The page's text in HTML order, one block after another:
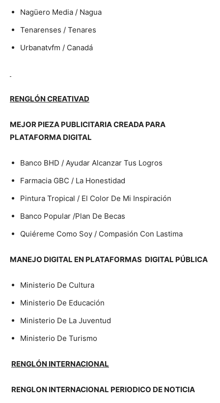
Nagüero Media / Nagua
Tenarenses / Tenares
Urbanatvfm / Canadá
RENGLÓN CREATIVAD
MEJOR PIEZA PUBLICITARIA CREADA PARA
PLATAFORMA DIGITAL
Banco BHD / Ayudar Alcanzar Tus Logros
Farmacia GBC / La Honestidad
Pintura Tropical / El Color De Mi Inspiración
Banco Popular /Plan De Becas
Quiéreme Como Soy / Compasión Con Lastima
MANEJO DIGITAL EN PLATAFORMAS DIGITAL PÚBLICA
Ministerio De Cultura
Ministerio De Educación
Ministerio De La Juventud
Ministerio De Turismo
RENGLÓN INTERNACIONAL
RENGLON INTERNACIONAL PERIODICO DE NOTICIA